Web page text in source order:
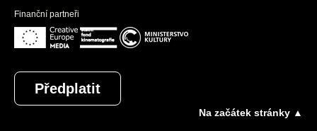
Finanční partneři
Předplatit
Na začátek stránky ▲